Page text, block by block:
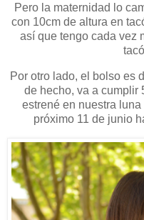
Pero la maternidad lo
con 10cm de altura en
así que tengo cada vez
Por otro lado, el bolso es
de hecho, va a cumplir
estrené en nuestra
próximo 11 de junio